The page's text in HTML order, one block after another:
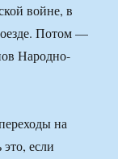
войне, в
Потом —
Народно-
на
если